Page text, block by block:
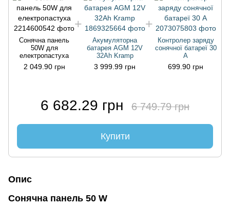
Сонячна панель
50W для
електропастуха
2 049.90 грн
Акумуляторна
батарея AGM 12V
32Ah Kramp
3 999.99 грн
Контролер заряду
сонячної батареї 30
А
699.90 грн
6 682.29 грн 6 749.79 грн
Купити
Опис
Сонячна панель 50 W